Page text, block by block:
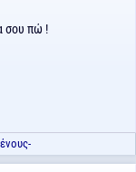
σου πώ !